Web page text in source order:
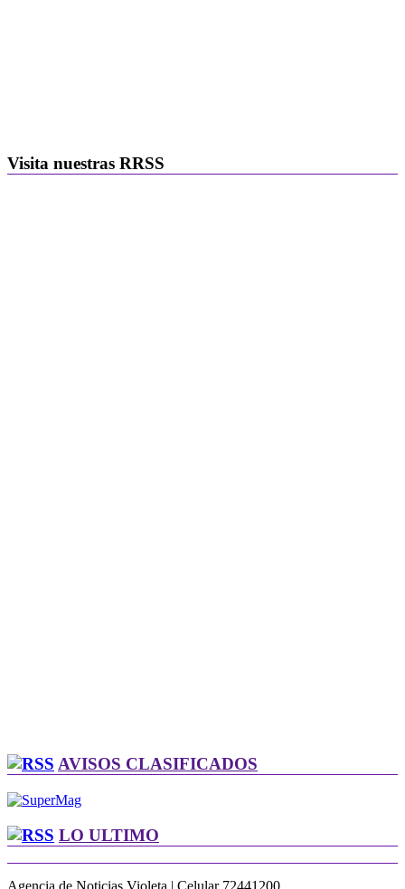
Visita nuestras RRSS
AVISOS CLASIFICADOS
LO ULTIMO